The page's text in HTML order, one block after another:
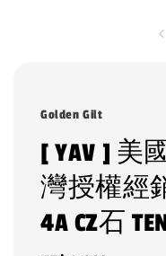
Golden Gilt
[ YAV ] 美
灣授權經
4A CZ石